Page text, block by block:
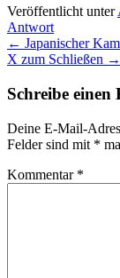
Veröffentlicht unter
Antwort
Beitragsnavigation
← Japanischer
X zum Schließen →
Schreibe
Deine E-Mail-
Felder sind mit *
Kommentar *